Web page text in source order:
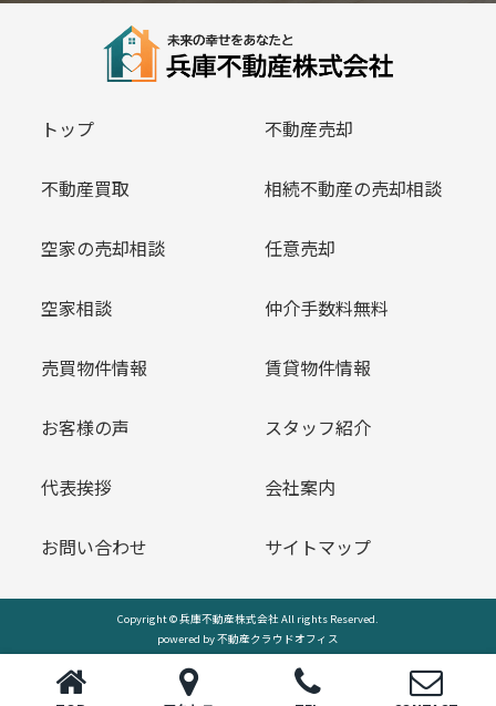
トップ 不動産売却
不動産買取 相続不動産の売却相談
空家の売却相談 任意売却
空家相談 仲介手数料無料
売買物件情報 賃貸物件情報
お客様の声 スタッフ紹介
代表挨拶 会社案内
お問い合わせ サイトマップ
Copyright © 兵庫不動産株式会社 All rights Reserved.
powered by 不動産クラウドオフィス